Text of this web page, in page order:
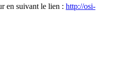
en suivant le lien : http://osi-